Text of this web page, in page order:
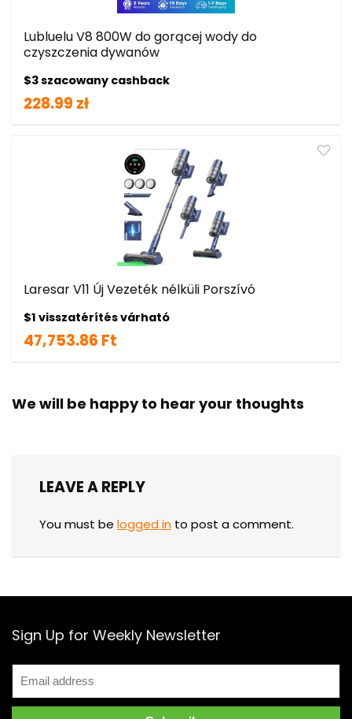
Lubluelu V8 800W do gorącej wody do
czyszczenia dywanów
$3 szacowany cashback
228.99 zł
Laresar V11 Új Vezeték nélküli Porszívó
$1 visszatérítés várható
47,753.86 Ft
We will be happy to hear your thoughts
LEAVE A REPLY
You must be logged in to post a comment.
Sign Up for Weekly Newsletter